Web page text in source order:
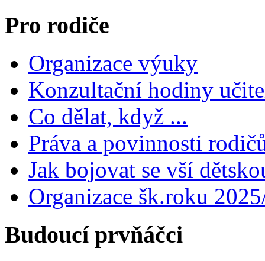
Pro rodiče
Organizace výuky
Konzultační hodiny
Co dělat, když ...
Práva a povinnosti
Jak bojovat se vší
Organizace šk.roku
Budoucí prvňáčci